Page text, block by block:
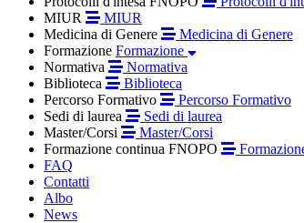
MIUR
MIUR
Medicina di Genere
Medicina di Genere
Formazione Formazione
Normativa
Normativa
Biblioteca
Biblioteca
Percorso Formativo
Percorso Formativo
Sedi di laurea
Sedi di laurea
Master/Corsi
Master/Corsi
Formazione continua FNOPO
FAQ
Contatti
Albo
News